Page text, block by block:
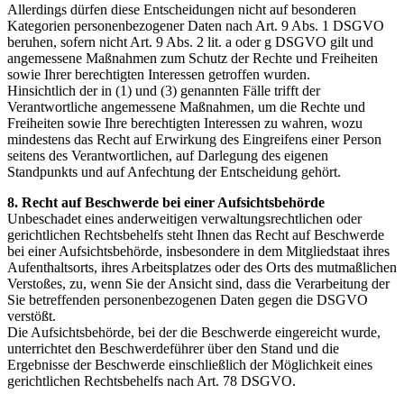
Allerdings dürfen diese Entscheidungen nicht auf besonderen
Kategorien personenbezogener Daten nach Art. 9 Abs. 1 DSGVO
beruhen, sofern nicht Art. 9 Abs. 2 lit. a oder g DSGVO gilt und
angemessene Maßnahmen zum Schutz der Rechte und Freiheiten
sowie Ihrer berechtigten Interessen getroffen wurden.
Hinsichtlich der in (1) und (3) genannten Fälle trifft der
Verantwortliche angemessene Maßnahmen, um die Rechte und
Freiheiten sowie Ihre berechtigten Interessen zu wahren, wozu
mindestens das Recht auf Erwirkung des Eingreifens einer Person
seitens des Verantwortlichen, auf Darlegung des eigenen
Standpunkts und auf Anfechtung der Entscheidung gehört.
8. Recht auf Beschwerde bei einer Aufsichtsbehörde
Unbeschadet eines anderweitigen verwaltungsrechtlichen oder
gerichtlichen Rechtsbehelfs steht Ihnen das Recht auf Beschwerde
bei einer Aufsichtsbehörde, insbesondere in dem Mitgliedstaat ihres
Aufenthaltsorts, ihres Arbeitsplatzes oder des Orts des mutmaßlichen
Verstoßes, zu, wenn Sie der Ansicht sind, dass die Verarbeitung der
Sie betreffenden personenbezogenen Daten gegen die DSGVO
verstößt.
Die Aufsichtsbehörde, bei der die Beschwerde eingereicht wurde,
unterrichtet den Beschwerdeführer über den Stand und die
Ergebnisse der Beschwerde einschließlich der Möglichkeit eines
gerichtlichen Rechtsbehelfs nach Art. 78 DSGVO.